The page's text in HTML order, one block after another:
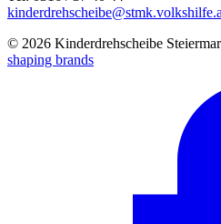
© 2026 Kinderdrehscheibe
shaping brands